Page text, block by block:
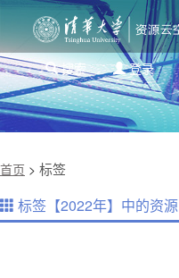
搜索 登录
首页 > 标签
标签【2022年】中的资源